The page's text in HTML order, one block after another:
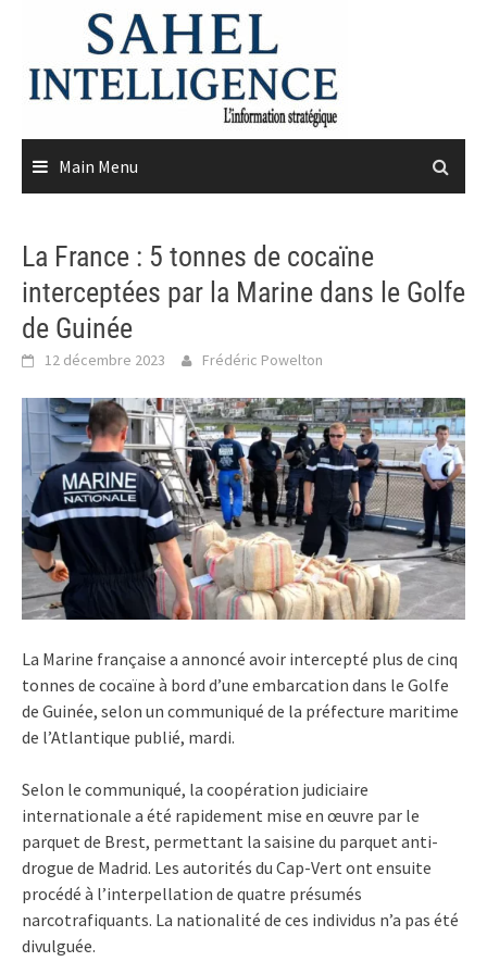
content
Main Menu
La France : 5 tonnes de cocaïne
interceptées par la Marine dans le Golfe
de Guinée
12 décembre 2023 Frédéric Powelton
La Marine française a annoncé avoir intercepté plus de cinq
tonnes de cocaïne à bord d’une embarcation dans le Golfe
de Guinée, selon un communiqué de la préfecture maritime
de l’Atlantique publié, mardi.
Selon le communiqué, la coopération judiciaire
internationale a été rapidement mise en œuvre par le
parquet de Brest, permettant la saisine du parquet anti-
drogue de Madrid. Les autorités du Cap-Vert ont ensuite
procédé à l’interpellation de quatre présumés
narcotrafiquants. La nationalité de ces individus n’a pas été
divulguée.